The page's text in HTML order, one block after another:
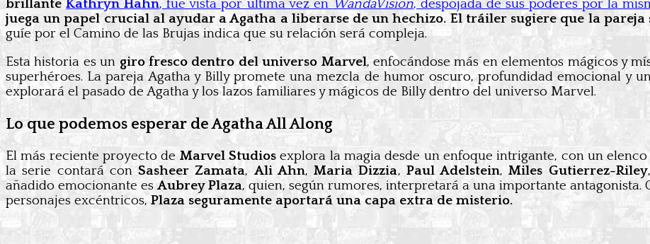
brillanteKathryn Hahn, fue vista por última vez en WandaVision, despojada de sus poderes por la
juega un papel crucial al ayudar a Agatha a liberarse de un hechizo. El tráiler sugiere que la pareja
guíe por el Camino de las Brujas indica que su relación será compleja.
Esta historia es un giro fresco dentro del universo Marvel, enfocándose más en elementos mágicos y
superhéroes. La pareja Agatha y Billy promete una mezcla de humor oscuro, profundidad emocional y
explorará el pasado de Agatha y los lazos familiares y mágicos de Billy dentro del universo Marvel.
Lo que podemos esperar de Agatha All Along
El más reciente proyecto de Marvel Studios explora la magia desde un enfoque intrigante, con un
la serie contará conSasheer Zamata, Ali Ahn,Maria Dizzia, Paul Adelstein,Miles Gutierrez-Riley,
añadido emocionante esAubrey Plaza, quien, según rumores, interpretará a una importante
personajes excéntricos, Plaza seguramente aportará una capa extra de misterio.